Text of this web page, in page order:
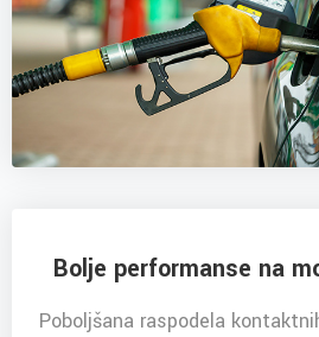
Bolje performanse na
Poboljšana raspodela